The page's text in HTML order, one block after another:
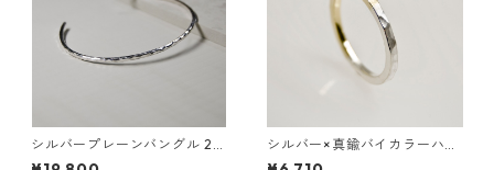
シルバープレーンバングル 2.
0mm幅 槌目｜WKS PLANE B
シルバー×真鍮バイカラーハー
フフラットリング 2.0mm幅